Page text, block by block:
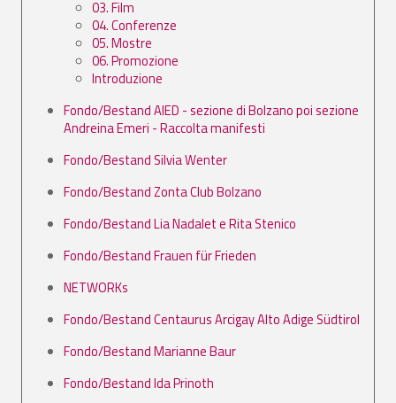
03. Film
04. Conferenze
05. Mostre
06. Promozione
Introduzione
Fondo/Bestand AIED - sezione di Bolzano poi sezione
Andreina Emeri - Raccolta manifesti
Fondo/Bestand Silvia Wenter
Fondo/Bestand Zonta Club Bolzano
Fondo/Bestand Lia Nadalet e Rita Stenico
Fondo/Bestand Frauen für Frieden
NETWORKs
Fondo/Bestand Centaurus Arcigay Alto Adige Südtirol
Fondo/Bestand Marianne Baur
Fondo/Bestand Ida Prinoth